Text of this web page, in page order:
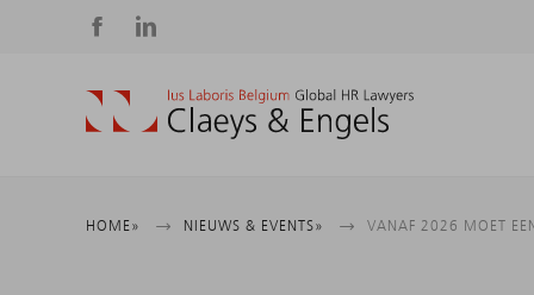
Social
media
Kruimelpad
HOME NIEUWS & EVENTS VANAF 2026 MOET EEN